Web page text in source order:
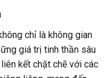
chỉ là không gian
giá trị tinh thần sâu
kết chặt chẽ với các